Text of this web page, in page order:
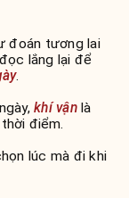
đoán tương lai
lắng lại để
.
khí vậnlà
điểm.
lúc mà đi khi